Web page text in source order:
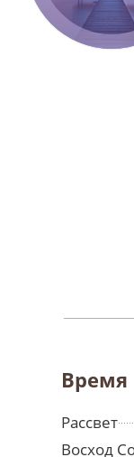
Время
Рассвет
Восход